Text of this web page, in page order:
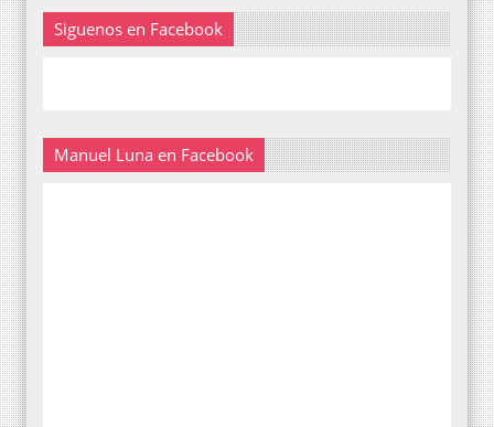
Siguenos en Facebook
Manuel Luna en Facebook